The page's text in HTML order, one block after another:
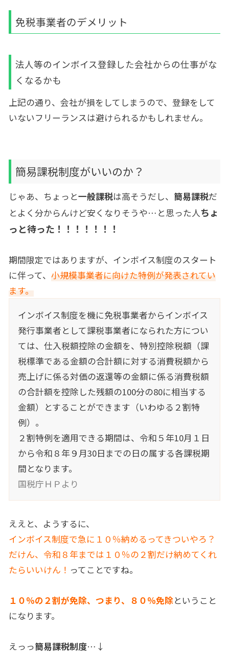
免税事業者のデメリット
法人等のインボイス登録した会社からの仕事がな
くなるかも
上記の通り、会社が損をしてしまうので、登録をして
いないフリーランスは避けられるかもしれません。
簡易課税制度がいいのか？
じゃあ、ちょっと一般課税は高そうだし、 簡易課税だ
とよく分からんけど安くなりそうや…と思った人ちょ
っと待った！！！！！！！
期間限定ではありますが、インボイス制度のスタート
に伴って、 小規模事業者に向けた特例が発表されてい
ます。
インボイス制度を機に免税事業者からインボイス
発行事業者として課税事業者になられた方につい
ては、仕入税額控除の金額を、特別控除税額（課
税標準である金額の合計額に対する消費税額から
売上げに係る対価の返還等の金額に係る消費税額
の合計額を控除した残額の100分の80に相当する
金額）とすることができます（いわゆる２割特
例）。
２割特例を適用できる期間は、令和５年10月１日
から令和８年９月30日までの日の属する各課税期
間となります。
国税庁ＨＰより
ええと、ようするに、
インボイス制度で急に１０％納めるってきついやろ？
だけん、令和８年までは１０％の２割だけ納めてくれ
たらいいけん！ ってことですね。
１０％の２割が免除、つまり、８０％免除ということ
になります。
えっっ簡易課税制度…↓